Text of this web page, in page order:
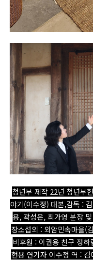
청년부 제작 22년 청년부
야기(이수정) 대본,감독 :
용, 곽성은, 최가영 분장
장소섭외 : 외암민속마을(
비후원 : 이권용 친구 정
현용 연기자 이수정 역 :